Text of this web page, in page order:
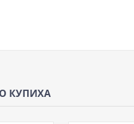
КУПИХА